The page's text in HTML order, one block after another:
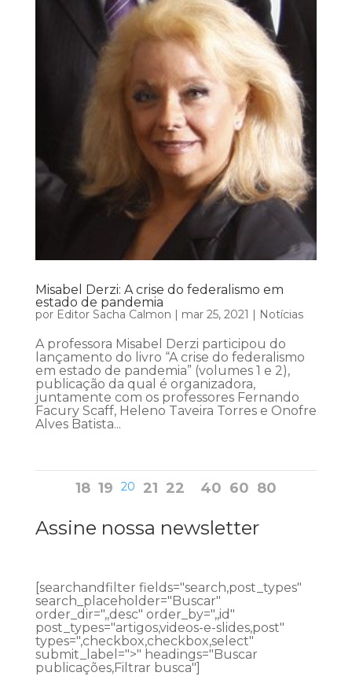
Misabel Derzi: A crise do federalismo em
estado de pandemia
por Editor Sacha Calmon | mar 25, 2021 | Notícias
A professora Misabel Derzi participou do
lançamento do livro “A crise do federalismo
em estado de pandemia” (volumes 1 e 2),
publicação da qual é organizadora,
juntamente com os professores Fernando
Facury Scaff, Heleno Taveira Torres e Onofre
Alves Batista...
18 19 20 21 22 40 60 80
Assine nossa newsletter
[searchandfilter fields="search,post_types"
search_placeholder="Buscar"
order_dir=",,desc" order_by=",,id"
post_types="artigos,videos-e-slides,post"
types=",checkbox,checkbox,select"
submit_label=">" headings="Buscar
publicações,Filtrar busca"]